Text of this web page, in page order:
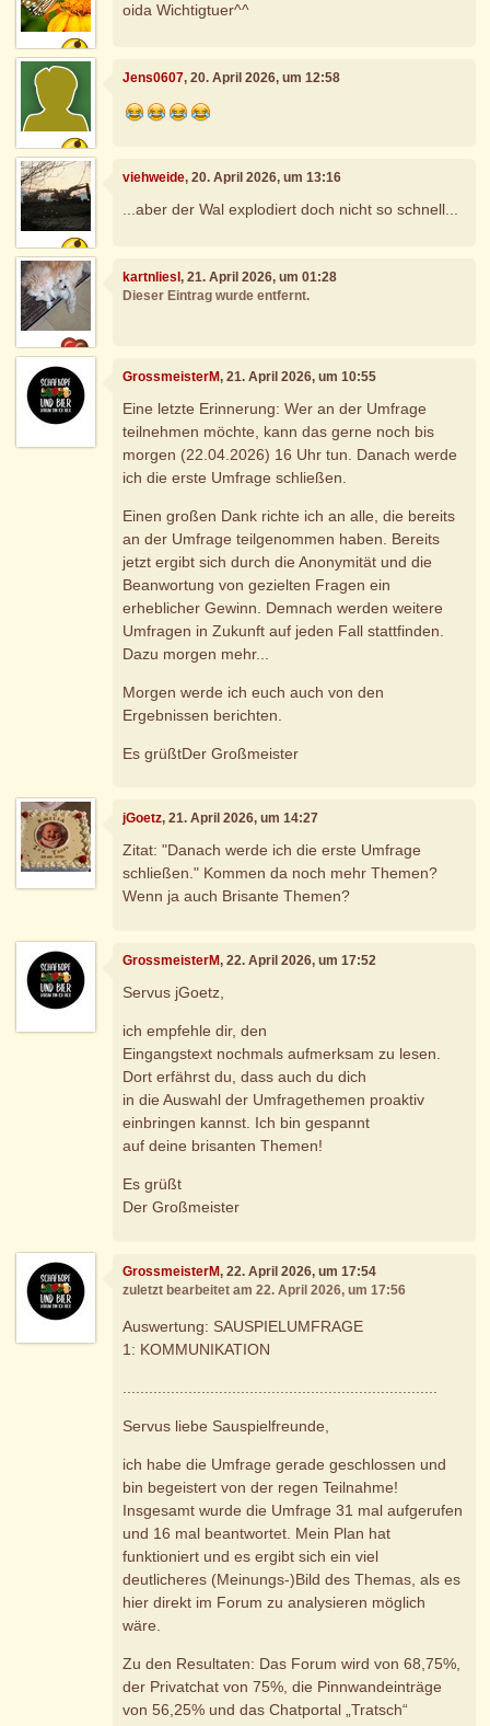
oida Wichtigtuer^^
Jens0607, 20. April 2026, um 12:58
viehweide, 20. April 2026, um 13:16
...aber der Wal explodiert doch nicht so schnell...
kartnliesl, 21. April 2026, um 01:28
Dieser Eintrag wurde entfernt.
GrossmeisterM, 21. April 2026, um 10:55
Eine letzte Erinnerung: Wer an der Umfrage
teilnehmen möchte, kann das gerne noch bis
morgen (22.04.2026) 16 Uhr tun. Danach werde
ich die erste Umfrage schließen.
Einen großen Dank richte ich an alle, die bereits
an der Umfrage teilgenommen haben. Bereits
jetzt ergibt sich durch die Anonymität und die
Beanwortung von gezielten Fragen ein
erheblicher Gewinn. Demnach werden weitere
Umfragen in Zukunft auf jeden Fall stattfinden.
Dazu morgen mehr...
Morgen werde ich euch auch von den
Ergebnissen berichten.
Es grüßtDer Großmeister
jGoetz, 21. April 2026, um 14:27
Zitat: "Danach werde ich die erste Umfrage
schließen." Kommen da noch mehr Themen?
Wenn ja auch Brisante Themen?
GrossmeisterM, 22. April 2026, um 17:52
Servus jGoetz,
ich empfehle dir, den
Eingangstext nochmals aufmerksam zu lesen.
Dort erfährst du, dass auch du dich
in die Auswahl der Umfragethemen proaktiv
einbringen kannst. Ich bin gespannt
auf deine brisanten Themen!
Es grüßt
Der Großmeister
GrossmeisterM, 22. April 2026, um 17:54
zuletzt bearbeitet am 22. April 2026, um 17:56
Auswertung: SAUSPIELUMFRAGE
1: KOMMUNIKATION
Servus liebe Sauspielfreunde,
ich habe die Umfrage gerade geschlossen und
bin begeistert von der regen Teilnahme!
Insgesamt wurde die Umfrage 31 mal aufgerufen
und 16 mal beantwortet. Mein Plan hat
funktioniert und es ergibt sich ein viel
deutlicheres (Meinungs-)Bild des Themas, als es
hier direkt im Forum zu analysieren möglich
wäre.
Zu den Resultaten: Das Forum wird von 68,75%,
der Privatchat von 75%, die Pinnwandeinträge
von 56,25% und das Chatportal „Tratsch“